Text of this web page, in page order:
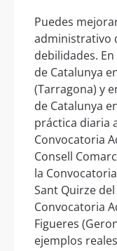
Puedes
administrativo
debilidades.
de Catalunya
(Tarragona) y
de Catalunya
práctica diaria
Convocatoria
Consell
la
Sant Quirze
Convocatoria
Figueres
ejemplos